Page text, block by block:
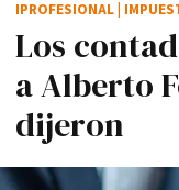
Los
a Alberto
dijeron
IPROFESIONAL